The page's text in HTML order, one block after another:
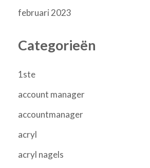
februari 2023
Categorieën
1ste
account manager
accountmanager
acryl
acryl nagels